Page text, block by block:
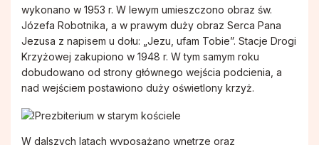
wykonano w 1953 r. W lewym umieszczono obraz św.
Józefa Robotnika, a w prawym duży obraz Serca Pana
Jezusa z napisem u dołu: „Jezu, ufam Tobie”. Stacje Drogi
Krzyżowej zakupiono w 1948 r. W tym samym roku
dobudowano od strony głównego wejścia podcienia, a
nad wejściem postawiono duży oświetlony krzyż.
W dalszych latach wyposażano wnętrze oraz